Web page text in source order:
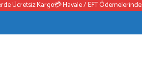
Kargo💳 Havale / EFT Ödemelerinde %5